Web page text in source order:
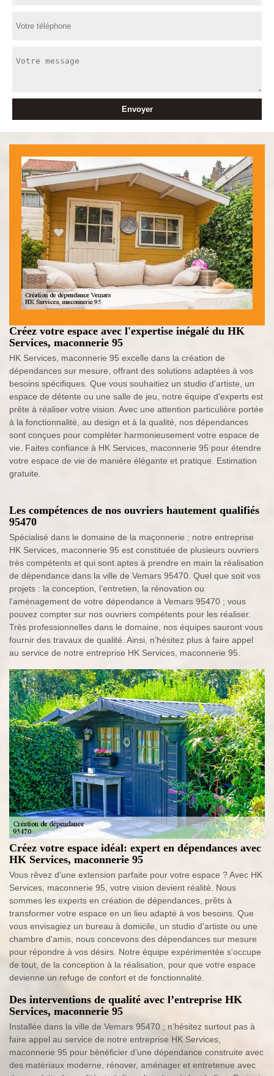
Créez votre espace avec l'expertise inégalé du HK
Services, maconnerie 95
HK Services, maconnerie 95 excelle dans la création de
dépendances sur mesure, offrant des solutions adaptées à vos
besoins spécifiques. Que vous souhaitiez un studio d'artiste, un
espace de détente ou une salle de jeu, notre équipe d'experts est
prête à réaliser votre vision. Avec une attention particulière portée
à la fonctionnalité, au design et à la qualité, nos dépendances
sont conçues pour compléter harmonieusement votre espace de
vie. Faites confiance à HK Services, maconnerie 95 pour étendre
votre espace de vie de manière élégante et pratique. Estimation
gratuite.
Les compétences de nos ouvriers hautement qualifiés
95470
Spécialisé dans le domaine de la maçonnerie ; notre entreprise
HK Services, maconnerie 95 est constituée de plusieurs ouvriers
très compétents et qui sont aptes à prendre en main la réalisation
de dépendance dans la ville de Vemars 95470. Quel que soit vos
projets : la conception, l’entretien, la rénovation ou
l’aménagement de votre dépendance à Vemars 95470 ; vous
pouvez compter sur nos ouvriers compétents pour les réaliser.
Très professionnelles dans le domaine, nos équipes sauront vous
fournir des travaux de qualité. Ainsi, n’hésitez plus à faire appel
au service de notre entreprise HK Services, maconnerie 95.
Créez votre espace idéal: expert en dépendances avec
HK Services, maconnerie 95
Vous rêvez d'une extension parfaite pour votre espace ? Avec HK
Services, maconnerie 95, votre vision devient réalité. Nous
sommes les experts en création de dépendances, prêts à
transformer votre espace en un lieu adapté à vos besoins. Que
vous envisagiez un bureau à domicile, un studio d'artiste ou une
chambre d'amis, nous concevons des dépendances sur mesure
pour répondre à vos désirs. Notre équipe expérimentée s'occupe
de tout, de la conception à la réalisation, pour que votre espace
devienne un refuge de confort et de fonctionnalité.
Des interventions de qualité avec l’entreprise HK
Services, maconnerie 95
Installée dans la ville de Vemars 95470 ; n’hésitez surtout pas à
faire appel au service de notre entreprise HK Services,
maconnerie 95 pour bénéficier d’une dépendance construite avec
des matériaux moderne, rénover, aménager et entretenue avec